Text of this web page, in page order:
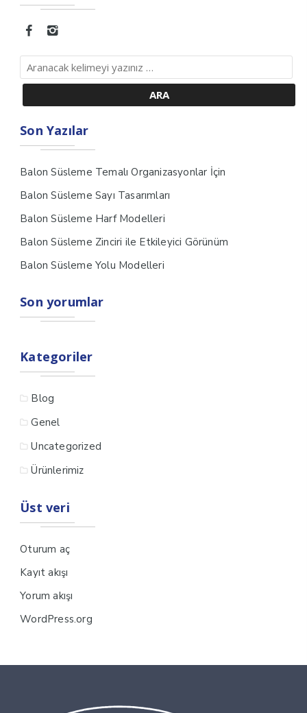
Son Yazılar
Balon Süsleme Temalı Organizasyonlar İçin
Balon Süsleme Sayı Tasarımları
Balon Süsleme Harf Modelleri
Balon Süsleme Zinciri ile Etkileyici Görünüm
Balon Süsleme Yolu Modelleri
Son yorumlar
Kategoriler
Blog
Genel
Uncategorized
Ürünlerimiz
Üst veri
Oturum aç
Kayıt akışı
Yorum akışı
WordPress.org